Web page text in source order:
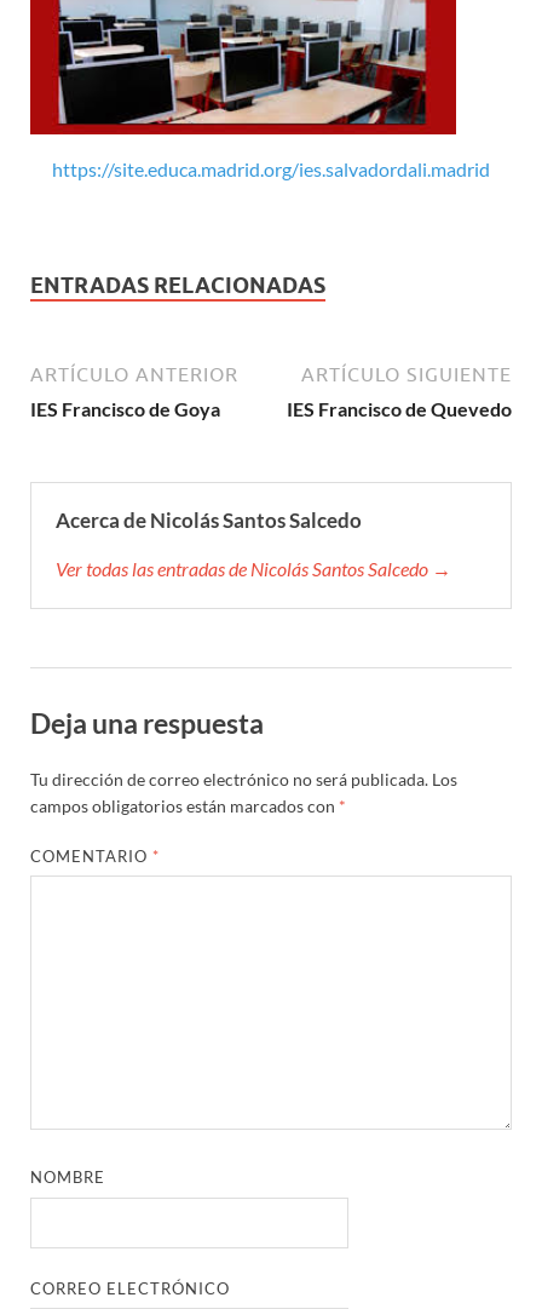
https://site.educa.madrid.org/ies.salvadordali.madrid
ENTRADAS RELACIONADAS
ARTÍCULO ANTERIOR
IES Francisco de Goya
ARTÍCULO SIGUIENTE
IES Francisco de Quevedo
Acerca de Nicolás Santos Salcedo
Ver todas las entradas de Nicolás Santos Salcedo →
Deja una respuesta
Tu dirección de correo electrónico no será publicada. Los
campos obligatorios están marcados con *
COMENTARIO *
NOMBRE
CORREO ELECTRÓNICO